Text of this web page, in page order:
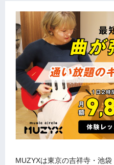
MUZYXは東京の吉祥寺・池